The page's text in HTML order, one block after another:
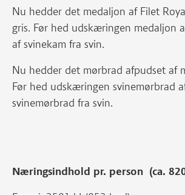
Nu hedder det medaljon af Filet
gris. Før hed udskæringen medaljon
af svinekam fra svin.
Nu hedder det mørbrad afpudset af
Før hed udskæringen svinemørbrad
svinemørbrad fra svin.
Næringsindhold pr. person (ca.